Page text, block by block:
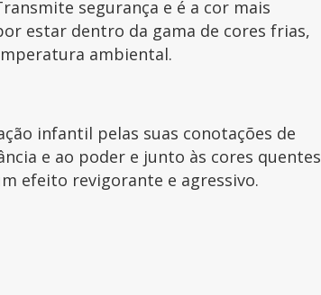
segurança e é a cor mais
estar dentro da gama de cores frias,
ambiental.
infantil pelas suas conotações de
e ao poder e junto às cores quentes
efeito revigorante e agressivo.